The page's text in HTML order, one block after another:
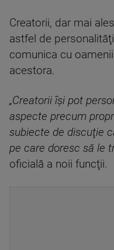
Creatorii, dar mai
astfel de
comunica cu
acestora.
„Creatorii îşi pot
aspecte precum
subiecte de discuţie
pe care doresc să le
oficială a noii funcţii.